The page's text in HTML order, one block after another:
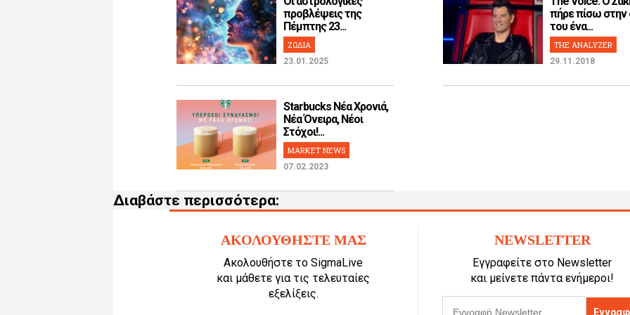
προβλέψεις της
Πέμπτης 23...
ΖΩΔΙΑ
23.01.2025
πήρε πίσω στην
του ένα...
THE ANALYZER
29.11.2018
Starbucks Νέα Χρονιά,
Νέα Όνειρα, Νέοι
Στόχοι!...
MARKET NEWS
07.02.2023
Διαβάστε περισσότερα:
ΑΚΟΛΟΥΘΗΣΤΕ ΜΑΣ
Ακολουθήστε το SigmaLive
και μάθετε για τις τελευταίες
εξελίξεις.
NEWSLETTER
Εγγραφείτε στο Newsletter
και μείνετε πάντα ενήμεροι!